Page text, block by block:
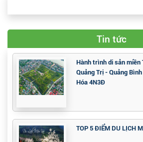
Tin tức
Hành trình di sản miền
Quảng Trị - Quảng
Hóa 4N3Đ
TOP 5 ĐIỂM DU LỊCH